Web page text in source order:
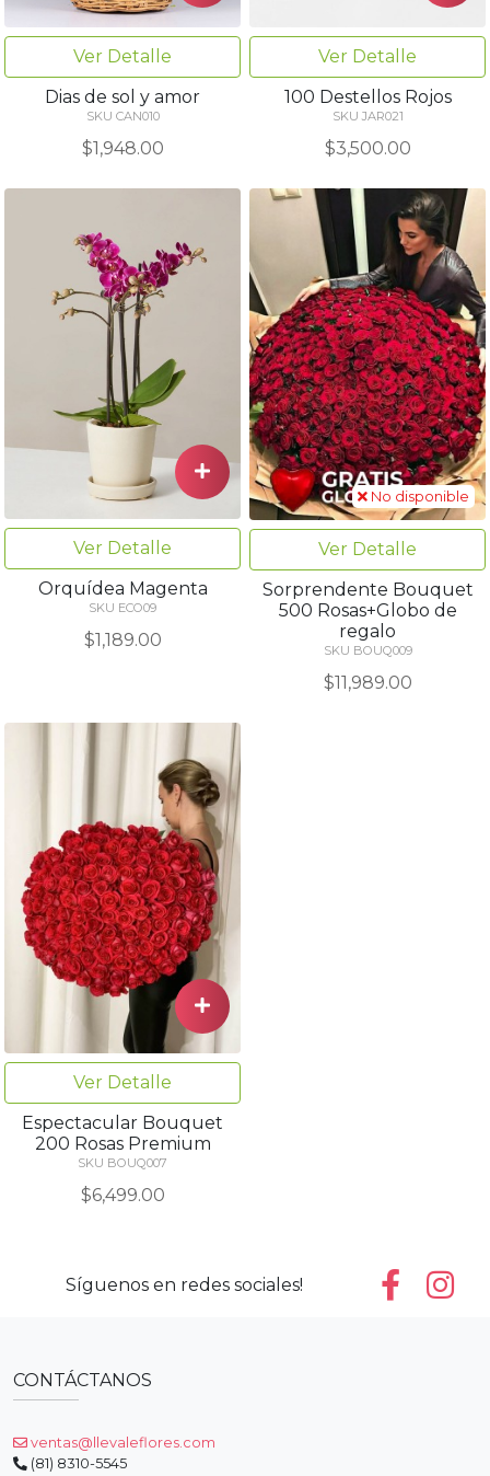
Ver Detalle
Dias de sol y amor
SKU CAN010
$1,948.00
Ver Detalle
100 Destellos Rojos
SKU JAR021
$3,500.00
Ver Detalle
Orquídea Magenta
SKU ECO09
$1,189.00
No disponible
Ver Detalle
Sorprendente Bouquet
500 Rosas+Globo de
regalo
SKU BOUQ009
$11,989.00
Ver Detalle
Espectacular Bouquet
200 Rosas Premium
SKU BOUQ007
$6,499.00
Síguenos en redes sociales!
CONTÁCTANOS
ventas@llevaleflores.com
(81) 8310-5545